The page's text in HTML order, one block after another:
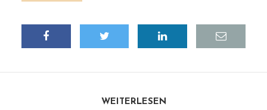
WEITERLESEN